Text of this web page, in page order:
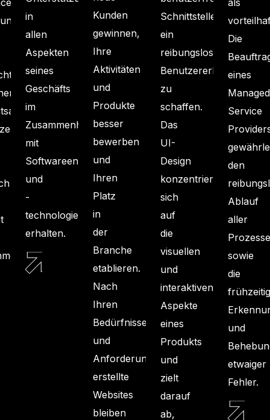
in
allen
Aspekten
seines
Geschäfts
im
Zusammenhang
mit
Softwareentwicklung
und
-
technologie
erhalten.
SOFTWARE-
BERATUNG
Kunden
gewinnen,
Ihre
Aktivitäten
und
Produkte
besser
bewerben
und
Ihren
Platz
in
der
Branche
etablieren.
Nach
Ihren
Bedürfnissen
und
Anforderungen
erstellte
Websites
bleiben
Schnittstellen
ein
reibungsloses
Benutzererlebnis
zu
schaffen.
Das
UI-
Design
konzentriert
sich
auf
die
visuellen
und
interaktiven
Aspekte
eines
Produkts
und
zielt
darauf
ab,
Die
eines
Managed
Service
den
Ablauf
aller
Prozesse
sowie
die
und
etwaiger
Fehler.